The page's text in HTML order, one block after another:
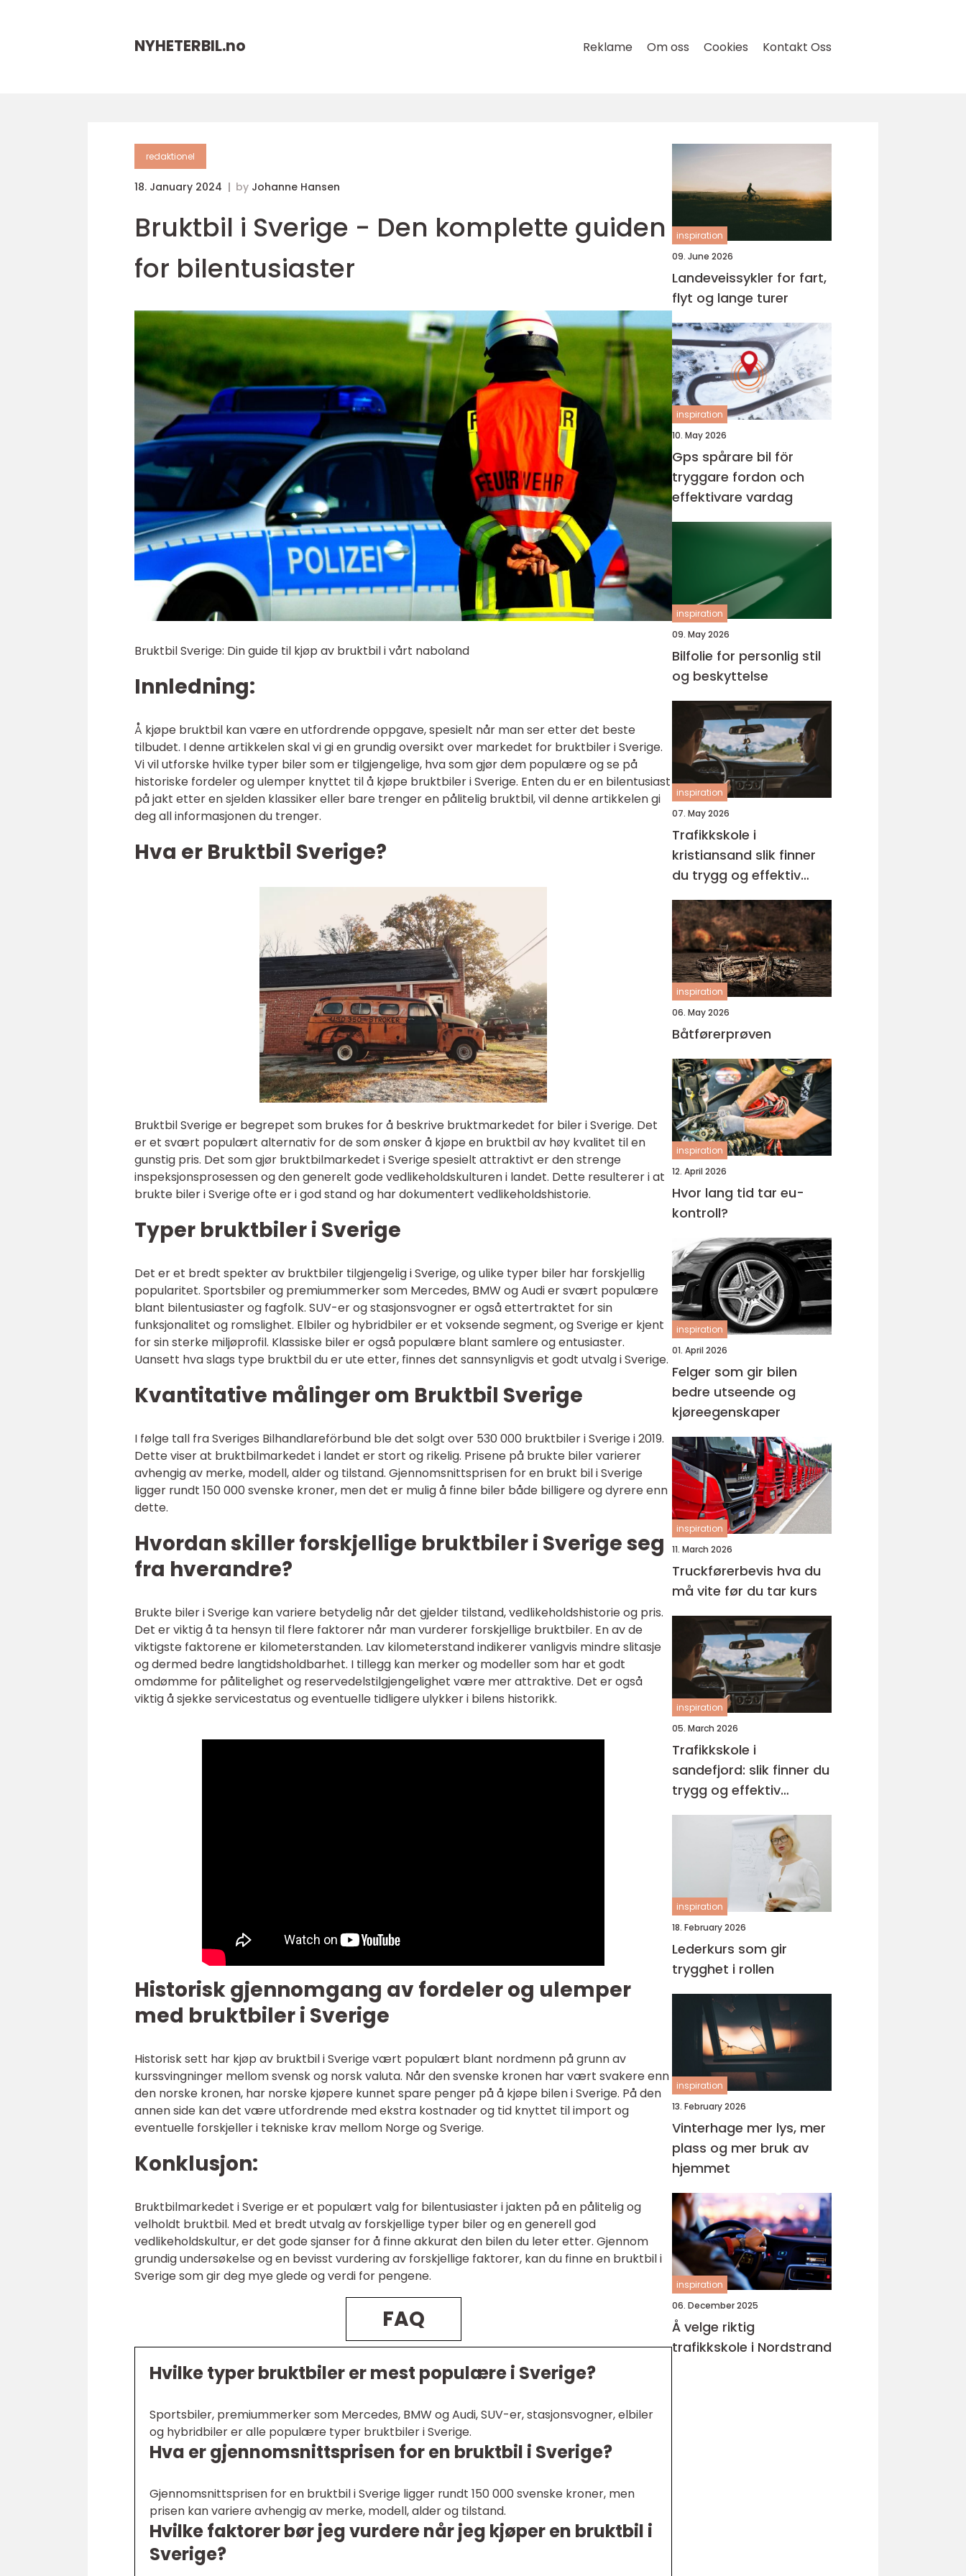
NYHETERBIL.no Reklame Om oss Cookies Kontakt Oss
redaktionel
18. January 2024 by Johanne Hansen
Bruktbil i Sverige - Den komplette guiden
for bilentusiaster
Bruktbil Sverige: Din guide til kjøp av bruktbil i vårt naboland
Innledning:
Å kjøpe bruktbil kan være en utfordrende oppgave, spesielt når man ser etter det beste
tilbudet. I denne artikkelen skal vi gi en grundig oversikt over markedet for bruktbiler i Sverige.
Vi vil utforske hvilke typer biler som er tilgjengelige, hva som gjør dem populære og se på
historiske fordeler og ulemper knyttet til å kjøpe bruktbiler i Sverige. Enten du er en bilentusiast
på jakt etter en sjelden klassiker eller bare trenger en pålitelig bruktbil, vil denne artikkelen gi
deg all informasjonen du trenger.
Hva er Bruktbil Sverige?
Bruktbil Sverige er begrepet som brukes for å beskrive bruktmarkedet for biler i Sverige. Det
er et svært populært alternativ for de som ønsker å kjøpe en bruktbil av høy kvalitet til en
gunstig pris. Det som gjør bruktbilmarkedet i Sverige spesielt attraktivt er den strenge
inspeksjonsprosessen og den generelt gode vedlikeholdskulturen i landet. Dette resulterer i at
brukte biler i Sverige ofte er i god stand og har dokumentert vedlikeholdshistorie.
Typer bruktbiler i Sverige
Det er et bredt spekter av bruktbiler tilgjengelig i Sverige, og ulike typer biler har forskjellig
popularitet. Sportsbiler og premiummerker som Mercedes, BMW og Audi er svært populære
blant bilentusiaster og fagfolk. SUV-er og stasjonsvogner er også ettertraktet for sin
funksjonalitet og romslighet. Elbiler og hybridbiler er et voksende segment, og Sverige er kjent
for sin sterke miljøprofil. Klassiske biler er også populære blant samlere og entusiaster.
Uansett hva slags type bruktbil du er ute etter, finnes det sannsynligvis et godt utvalg i Sverige.
Kvantitative målinger om Bruktbil Sverige
I følge tall fra Sveriges Bilhandlareförbund ble det solgt over 530 000 bruktbiler i Sverige i 2019.
Dette viser at bruktbilmarkedet i landet er stort og rikelig. Prisene på brukte biler varierer
avhengig av merke, modell, alder og tilstand. Gjennomsnittsprisen for en brukt bil i Sverige
ligger rundt 150 000 svenske kroner, men det er mulig å finne biler både billigere og dyrere enn
dette.
Hvordan skiller forskjellige bruktbiler i Sverige seg
fra hverandre?
Brukte biler i Sverige kan variere betydelig når det gjelder tilstand, vedlikeholdshistorie og pris.
Det er viktig å ta hensyn til flere faktorer når man vurderer forskjellige bruktbiler. En av de
viktigste faktorene er kilometerstanden. Lav kilometerstand indikerer vanligvis mindre slitasje
og dermed bedre langtidsholdbarhet. I tillegg kan merker og modeller som har et godt
omdømme for pålitelighet og reservedelstilgjengelighet være mer attraktive. Det er også
viktig å sjekke servicestatus og eventuelle tidligere ulykker i bilens historikk.
Historisk gjennomgang av fordeler og ulemper
med bruktbiler i Sverige
Historisk sett har kjøp av bruktbil i Sverige vært populært blant nordmenn på grunn av
kurssvingninger mellom svensk og norsk valuta. Når den svenske kronen har vært svakere enn
den norske kronen, har norske kjøpere kunnet spare penger på å kjøpe bilen i Sverige. På den
annen side kan det være utfordrende med ekstra kostnader og tid knyttet til import og
eventuelle forskjeller i tekniske krav mellom Norge og Sverige.
Konklusjon:
Bruktbilmarkedet i Sverige er et populært valg for bilentusiaster i jakten på en pålitelig og
velholdt bruktbil. Med et bredt utvalg av forskjellige typer biler og en generell god
vedlikeholdskultur, er det gode sjanser for å finne akkurat den bilen du leter etter. Gjennom
grundig undersøkelse og en bevisst vurdering av forskjellige faktorer, kan du finne en bruktbil i
Sverige som gir deg mye glede og verdi for pengene.
FAQ
Hvilke typer bruktbiler er mest populære i Sverige?
Sportsbiler, premiummerker som Mercedes, BMW og Audi, SUV-er, stasjonsvogner, elbiler
og hybridbiler er alle populære typer bruktbiler i Sverige.
Hva er gjennomsnittsprisen for en bruktbil i Sverige?
Gjennomsnittsprisen for en bruktbil i Sverige ligger rundt 150 000 svenske kroner, men
prisen kan variere avhengig av merke, modell, alder og tilstand.
Hvilke faktorer bør jeg vurdere når jeg kjøper en bruktbil i
Sverige?
inspiration
09. June 2026
Landeveissykler for fart,
flyt og lange turer
inspiration
10. May 2026
Gps spårare bil för
tryggare fordon och
effektivare vardag
inspiration
09. May 2026
Bilfolie for personlig stil
og beskyttelse
inspiration
07. May 2026
Trafikkskole i
kristiansand slik finner
du trygg og effektiv
opplæring
inspiration
06. May 2026
Båtførerprøven
inspiration
12. April 2026
Hvor lang tid tar eu-
kontroll?
inspiration
01. April 2026
Felger som gir bilen
bedre utseende og
kjøreegenskaper
inspiration
11. March 2026
Truckførerbevis hva du
må vite før du tar kurs
inspiration
05. March 2026
Trafikkskole i
sandefjord: slik finner du
trygg og effektiv
opplæring
inspiration
18. February 2026
Lederkurs som gir
trygghet i rollen
inspiration
13. February 2026
Vinterhage mer lys, mer
plass og mer bruk av
hjemmet
inspiration
06. December 2025
Å velge riktig
trafikkskole i Nordstrand